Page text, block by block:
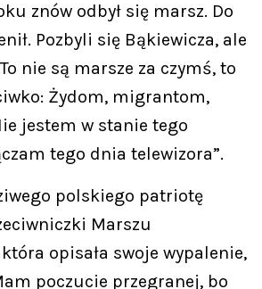
znów odbył się marsz. Do
Pozbyli się Bąkiewicza, ale
nie są marsze za czymś, to
Żydom, migrantom,
jestem w stanie tego
tego dnia telewizora”.
polskiego patriotę
Marszu
opisała swoje wypalenie,
poczucie przegranej, bo